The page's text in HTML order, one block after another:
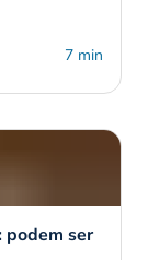
7 min
podem ser